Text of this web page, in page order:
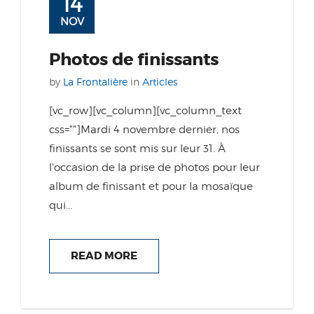
NOV
Photos de finissants
by La Frontalière in Articles
[vc_row][vc_column][vc_column_text
css=""]Mardi 4 novembre dernier, nos
finissants se sont mis sur leur 31. À
l'occasion de la prise de photos pour leur
album de finissant et pour la mosaïque
qui...
READ MORE